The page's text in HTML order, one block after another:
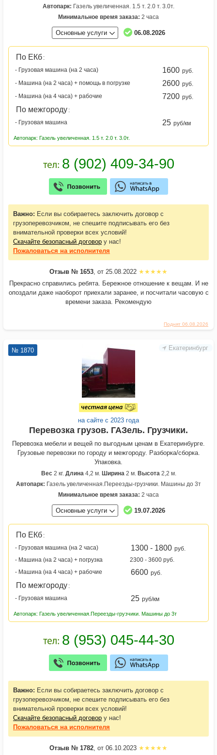
Поднят 06.08.2026
Автопарк: Газель увеличенная. 1.5 т. 2.0 т. 3.0т.
Минимальное время заказа: 2 часа
Основные услуги 06.08.2026
По ЕКб :
- Грузовая машина (на 2 часа)
1600 руб.
- Машина (на 2 часа) + помощь в погрузке
2600 руб.
- Машина (на 4 часа) + рабочие
7200 руб.
По межгороду :
- Грузовая машина
25 руб/км
Автопарк: Газель увеличенная. 1.5 т. 2.0 т. 3.0т.
Важно: Если вы собираетесь заключить договор с
грузоперевозчиком, не спешите подписывать его без
внимательной проверки всех условий!
Скачайте безопасный договор у нас!
Пожаловаться на исполнителя
Отзыв № 1653, от 25.08.2022
Прекрасно справились ребята. Бережное отношение к вещам. И не
опоздали даже наоборот приехали заранее, и посчитали часовую с
времени заказа. Рекомендую
Екатеринбург
№ 1870
на сайте с 2023 года
Перевозка грузов. ГАЗель. Грузчики.
Перевозка мебели и вещей по выгодным ценам в Екатеринбурге.
Грузовые перевозки по городу и межгороду. Разборка/сборка.
Упаковка.
Вес2 кг. Длина4,2 м. Ширина2 м. Высота2,2 м.
Автопарк: Газель увеличенная.Переезды-грузчики. Машины до 3т
Минимальное время заказа: 2 часа
Основные услуги 19.07.2026
По ЕКб :
- Грузовая машина (на 2 часа)
1300 - 1800 руб.
- Машина (на 2 часа) + погрузка
2300 - 3600 руб.
- Машина (на 4 часа) + рабочие
6600 руб.
По межгороду :
- Грузовая машина
25 руб/км
Автопарк: Газель увеличенная.Переезды-грузчики. Машины до 3т
Важно: Если вы собираетесь заключить договор с
грузоперевозчиком, не спешите подписывать его без
внимательной проверки всех условий!
Скачайте безопасный договор у нас!
Пожаловаться на исполнителя
Отзыв № 1782 , от 06.10.2023